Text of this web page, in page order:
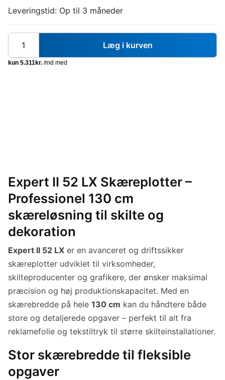
Leveringstid: Op til 3 måneder
Læg i kurven
Expert II 52 LX Skæreplotter –
Professionel 130 cm
skæreløsning til skilte og
dekoration
Expert II 52 LX er en avanceret og driftssikker
skæreplotter udviklet til virksomheder,
skilteproducenter og grafikere, der ønsker maksimal
præcision og høj produktionskapacitet. Med en
skærebredde på hele 130 cm kan du håndtere både
store og detaljerede opgaver – perfekt til alt fra
reklamefolie og tekstiltryk til større skilteinstallationer.
Stor skærebredde til fleksible
opgaver